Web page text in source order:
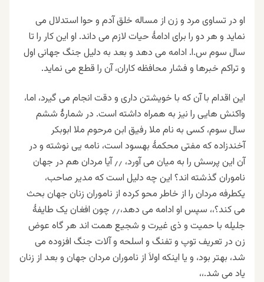
او در تساوی مرد و زن از مساله خلق آدم و حوا استدلال می
نماید و هر دو را برای ادامهٔ حیات لازم می داند. او این کار را تا
سال سوم س.ا. ادامه می دهد و بعد به دلیل جنگ جهانی اول
و تراکم خبرها و فشار محافظه کاران، آن را قطع می نماید.
این اقدام با آن که با خویشتن داری و دقت انجام می گیرد، اما،
واکنش هایی را نیز به همراه داشته است. در شمارهٔ ششم
سال سوم، کسی به نام ملا رفیق ابن مرحوم ملا ابوبکر
آخندزاده که مفتی محکمهٔ بهسود است، نامه یی نوشته و در
آن این پرسش را به میان می آورد، ٫٫ آیا مردان هم در جهان
ناموران گذشته اند؟ این چه دلیل است که مدیر صاحب،
یکطرفه مردان را از خاطر محو کرده از ناموران زنان جهان بحث
می کند؟،، سپس او ادامه می دهد،٫٫ چون افغان یک طایفهٔ
جلیله با حمیت و ذی غیرت و شجیع همت اند هر گاه عوض
زن در تعریف توپ و تفنگ و اسلحه و آلات جنگ افزوده می
شد، بهتر بود، و یا اینکه اولاَ از ناموران مردان جهان و بعد از زنان
یاد می شد.،،